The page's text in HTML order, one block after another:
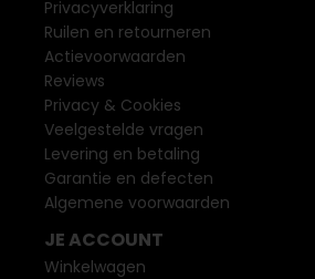
Privacyverklaring
Ruilen en retourneren
Actievoorwaarden
Reviews
Privacy & Cookies
Veelgestelde vragen
Levering en betaling
Garantie en defecten
Algemene voorwaarden
JE ACCOUNT
Winkelwagen